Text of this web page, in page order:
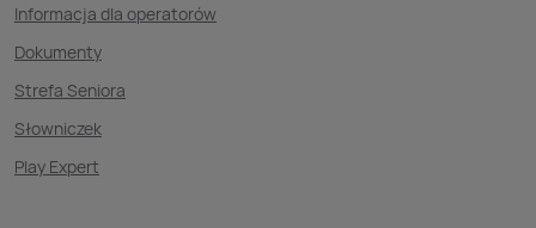
Informacja dla operatorów
Dokumenty
Strefa Seniora
Słowniczek
Play Expert